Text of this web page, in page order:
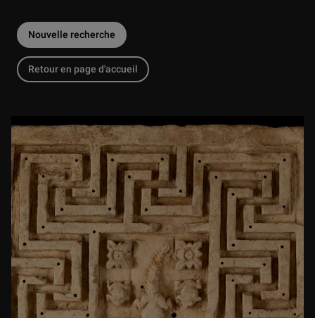
Nouvelle recherche
Retour en page d'accueil